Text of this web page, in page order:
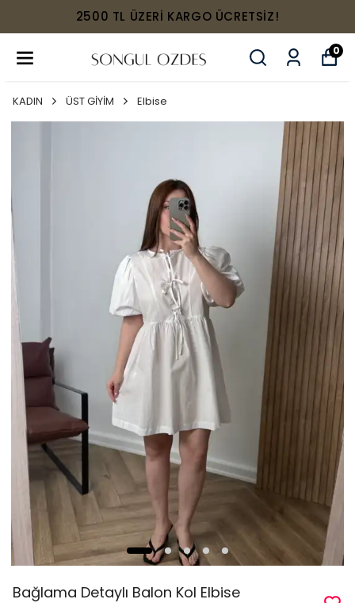
2500 TL ÜZERİ KARGO ÜCRETSİZ!
0
KADIN ÜST GİYİM Elbise
Bağlama Detaylı Balon Kol Elbise